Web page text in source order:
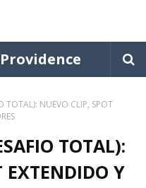
TOTAL): NUEVO CLIP, SPOT
TOTAL):
EXTENDIDO Y